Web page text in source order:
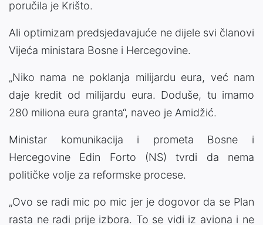
poručila je Krišto.
Ali optimizam predsjedavajuće ne dijele svi članovi
Vijeća ministara Bosne i Hercegovine.
„Niko nama ne poklanja milijardu eura, već nam
daje kredit od milijardu eura. Doduše, tu imamo
280 miliona eura granta“, naveo je Amidžić.
Ministar komunikacija i prometa Bosne i
Hercegovine Edin Forto (NS) tvrdi da nema
političke volje za reformske procese.
„Ovo se radi mic po mic jer je dogovor da se Plan
rasta ne radi prije izbora. To se vidi iz aviona i ne